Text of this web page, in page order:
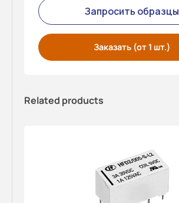
Запросить образцы
Заказать (от 1 шт.)
Related products